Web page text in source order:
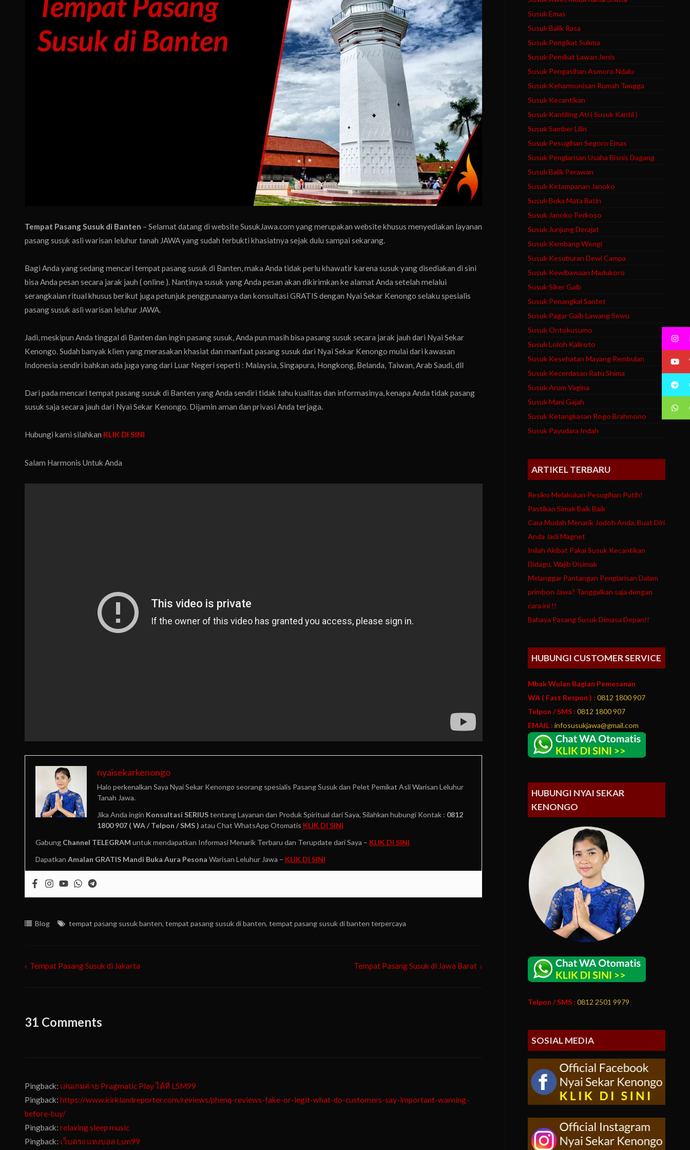
Tempat Pasang Susuk di Banten – Selamat datang di website SusukJawa.com yang merupakan website khusus menyediakan layanan
pasang susuk asli warisan leluhur tanah JAWA yang sudah terbukti khasiatnya sejak dulu sampai sekarang.
Bagi Anda yang sedang mencari tempat pasang susuk di Banten, maka Anda tidak perlu khawatir karena susuk yang disediakan di sini
bisa Anda pesan secara jarak jauh ( online ). Nantinya susuk yang Anda pesan akan dikirimkan ke alamat Anda setelah melalui
serangkaian ritual khusus berikut juga petunjuk penggunaanya dan konsultasi GRATIS dengan Nyai Sekar Kenongo selaku spesialis
pasang susuk asli warisan leluhur JAWA.
Jadi, meskipun Anda tinggal di Banten dan ingin pasang susuk, Anda pun masih bisa pasang susuk secara jarak jauh dari Nyai Sekar
Kenongo. Sudah banyak klien yang merasakan khasiat dan manfaat pasang susuk dari Nyai Sekar Kenongo mulai dari kawasan
Indonesia sendiri bahkan ada juga yang dari Luar Negeri seperti : Malaysia, Singapura, Hongkong, Belanda, Taiwan, Arab Saudi, dll
Dari pada mencari tempat pasang susuk di Banten yang Anda sendiri tidak tahu kualitas dan informasinya, kenapa Anda tidak pasang
susuk saja secara jauh dari Nyai Sekar Kenongo. Dijamin aman dan privasi Anda terjaga.
Hubungi kami silahkan KLIK DI SINI
Salam Harmonis Untuk Anda
nyaisekarkenongo
Halo perkenalkan Saya Nyai Sekar Kenongo seorang spesialis Pasang Susuk dan Pelet Pemikat Asli Warisan Leluhur
Tanah Jawa.
Jika Anda ingin Konsultasi SERIUStentang Layanan dan Produk Spiritual dari Saya, Silahkan hubungi Kontak : 0812
1800 907 ( WA / Telpon / SMS ) atau Chat WhatsApp Otomatis KLIK DI SINI
Gabung Channel TELEGRAM untuk mendapatkan Informasi Menarik Terbaru dan Terupdate dari Saya – KLIK DI SINI
Dapatkan Amalan GRATIS Mandi Buka Aura Pesona Warisan Leluhur Jawa – KLIK DI SINI
Blog tempat pasang susuk banten, tempat pasang susuk di banten, tempat pasang susuk di banten terpercaya
Post
Tempat Pasang Susuk di Jakarta Tempat Pasang Susuk di Jawa Barat
31 Comments
Pingback: เล่นเกมค่าย Pragmatic Play ได้ที่ LSM99
Pingback: https://www.kirklandreporter.com/reviews/phenq-reviews-fake-or-legit-what-do-customers-say-important-warning-
before-buy/
Pingback: relaxing sleep music
Pingback: เว็บตรง แทงบอล Lsm99
Susuk Emas
Susuk Balik Rasa
Susuk Pengikat Sukma
Susuk Pemikat Lawan Jenis
Susuk Pengasihan Asmoro Ndalu
Susuk Keharmonisan Rumah Tangga
Susuk Kecantikan
Susuk Kantiling Ati ( Susuk Kantil )
Susuk Samber Lilin
Susuk Pesugihan Segoro Emas
Susuk Penglarisan Usaha Bisnis Dagang
Susuk Balik Perawan
Susuk Ketampanan Janoko
Susuk Buka Mata Batin
Susuk Janoko Perkoso
Susuk Junjung Derajat
Susuk Kembang Wengi
Susuk Kesuburan Dewi Campa
Susuk Kewibawaan Madukoro
Susuk Siker Gaib
Susuk Penangkal Santet
Susuk Pagar Gaib Lawang Sewu
Susuk Ontokusumo
Susuk Loloh Kaliroto
Susuk Kesehatan Mayang Rembulan
Susuk Kecerdasan Ratu Shima
Susuk Arum Vagina
Susuk Mani Gajah
Susuk Ketangkasan Rogo Brahmono
Susuk Payudara Indah
ARTIKEL TERBARU
Resiko Melakukan Pesugihan Putih!
Pastikan Simak Baik Baik
Cara Mudah Menarik Jodoh Anda, Buat Diri
Anda Jadi Magnet
Inilah Akibat Pakai Susuk Kecantikan
Didagu, Wajib Disimak
Melanggar Pantangan Penglarisan Dalam
primbon Jawa? Tanggalkan saja dengan
cara ini !!
Bahaya Pasang Susuk Dimasa Depan!!
HUBUNGI CUSTOMER SERVICE
Mbak Wulan Bagian Pemesanan
WA ( Fast Respon ) : 0812 1800 907
Telpon / SMS : 0812 1800 907
EMAIL : infosusukjawa@gmail.com
HUBUNGI NYAI SEKAR
KENONGO
Telpon / SMS : 0812 2501 9979
SOSIAL MEDIA